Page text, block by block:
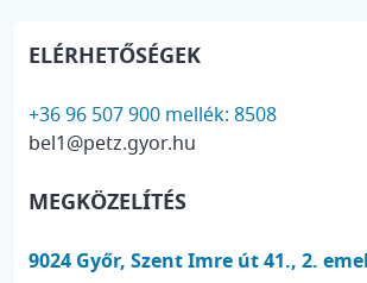
ELÉRHETŐSÉGEK
+36 96 507 900 mellék: 8508
bel1@petz.gyor.hu
MEGKÖZELÍTÉS
9024 Győr, Szent Imre út 41., 2.